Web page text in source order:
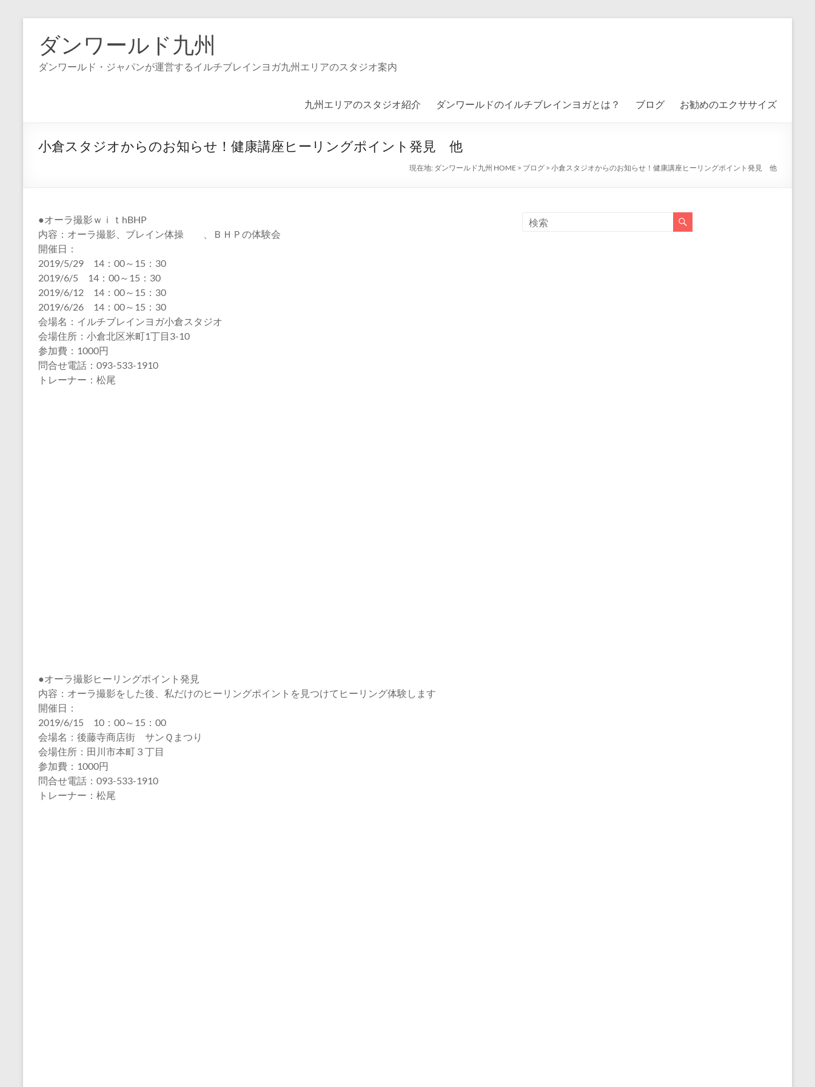
ダンワールド九州
ダンワールド・ジャパンが運営するイルチブレインヨガ九州エリアのスタジオ案内
九州エリアのスタジオ紹介 ダンワールドのイルチブレインヨガとは？ ブログ お勧めのエクササイズ
小倉スタジオからのお知らせ！健康講座ヒーリングポイント発見 他
現在地: ダンワールド九州 HOME > ブログ > 小倉スタジオからのお知らせ！健康講座ヒーリングポイント発見 他
●オーラ撮影ｗｉｔhBHP
内容：オーラ撮影、ブレイン体操 、ＢＨＰの体験会
開催日：
2019/5/29 14：00～15：30
2019/6/5 14：00～15：30
2019/6/12 14：00～15：30
2019/6/26 14：00～15：30
会場名：イルチブレインヨガ小倉スタジオ
会場住所：小倉北区米町1丁目3-10
参加費：1000円
問合せ電話：093-533-1910
トレーナー：松尾
●オーラ撮影ヒーリングポイント発見
内容：オーラ撮影をした後、私だけのヒーリングポイントを見つけてヒーリング体験します
開催日：
2019/6/15 10：00～15：00
会場名：後藤寺商店街 サンＱまつり
会場住所：田川市本町３丁目
参加費：1000円
問合せ電話：093-533-1910
トレーナー：松尾